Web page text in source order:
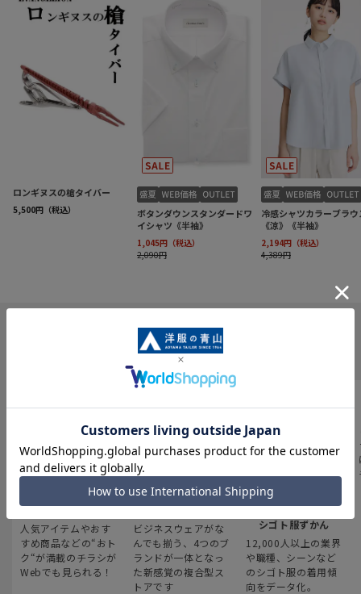
INFORMATION
最新のお買い得情報
人気アイテムやおす
すめ商品などの“おト
ク“が満載のチラシが
Webでも見られる！
スーツスクエア
ビジネスウェアがな
んでも揃う、4つのブ
ランドが一体となっ
た新感覚の複合型ス
トアです
みんなの
シゴト服ずかん
12,000人以上の業界
や職種、シーンなど
のシゴト服の着用傾
向をデータ化。